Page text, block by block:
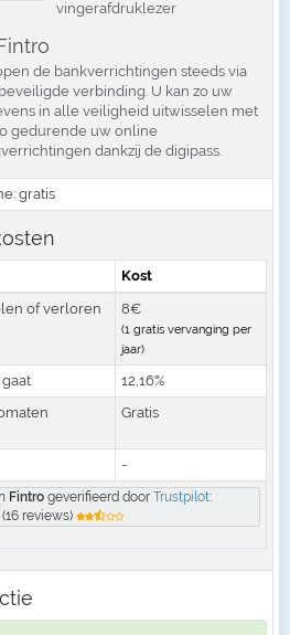
vingerafdruklezer
de bankverrichtingen steeds via
verbinding. U kan zo uw
in alle veiligheid uitwisselen met
gedurende uw online
dankzij de digipass.
gratis
Kost
of verloren
8€
(1 gratis vervanging per
jaar)
12,16%
Gratis
-
Fintrogeverifieerd door Trustpilot:
reviews)